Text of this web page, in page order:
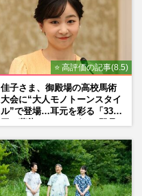
⭐ 高評価の記事(8.5)
佳子さま、御殿場の高校馬術
大会に“大人モノトーンスタイ
ル”で登場…耳元を彩る「3300